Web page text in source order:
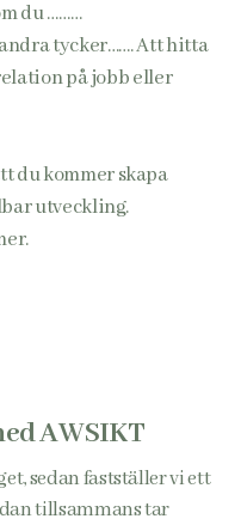
du ………
tycker……. Att hitta
på jobb eller
du kommer skapa
utveckling.
AWSIKT
sedan fastställer vi ett
tillsammans tar